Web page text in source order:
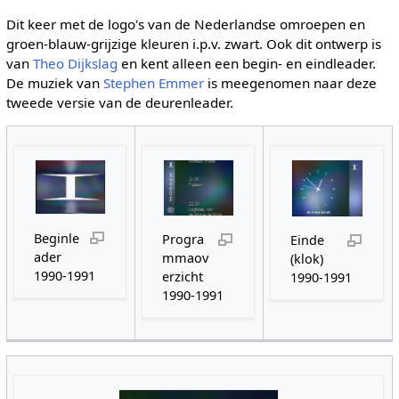
Dit keer met de logo's van de Nederlandse omroepen en
groen-blauw-grijzige kleuren i.p.v. zwart. Ook dit ontwerp is
van Theo Dijkslag en kent alleen een begin- en eindleader.
De muziek van Stephen Emmeris meegenomen naar deze
tweede versie van de deurenleader.
Beginle
ader
1990-1991
Progra
mmaov
erzicht
1990-1991
Einde
(klok)
1990-1991